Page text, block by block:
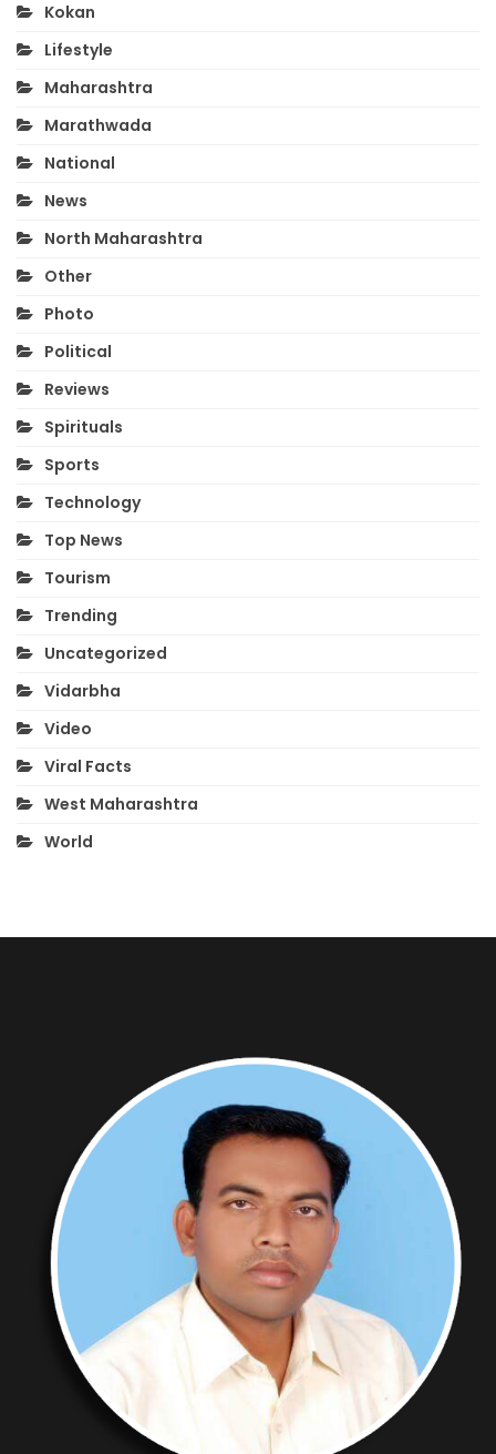
Kokan
Lifestyle
Maharashtra
Marathwada
National
News
North Maharashtra
Other
Photo
Political
Reviews
Spirituals
Sports
Technology
Top News
Tourism
Trending
Uncategorized
Vidarbha
Video
Viral Facts
West Maharashtra
World